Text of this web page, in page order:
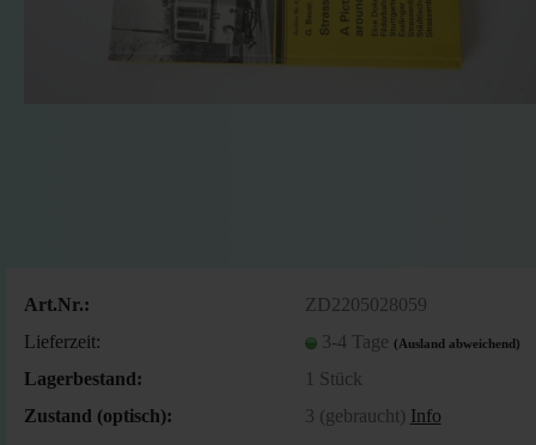
Art.Nr.:
ZD2205028059
Lieferzeit:
3-4 Tage (Ausland abweichend)
Lagerbestand: 1 Stück
Zustand (optisch):
3 (gebraucht) Info